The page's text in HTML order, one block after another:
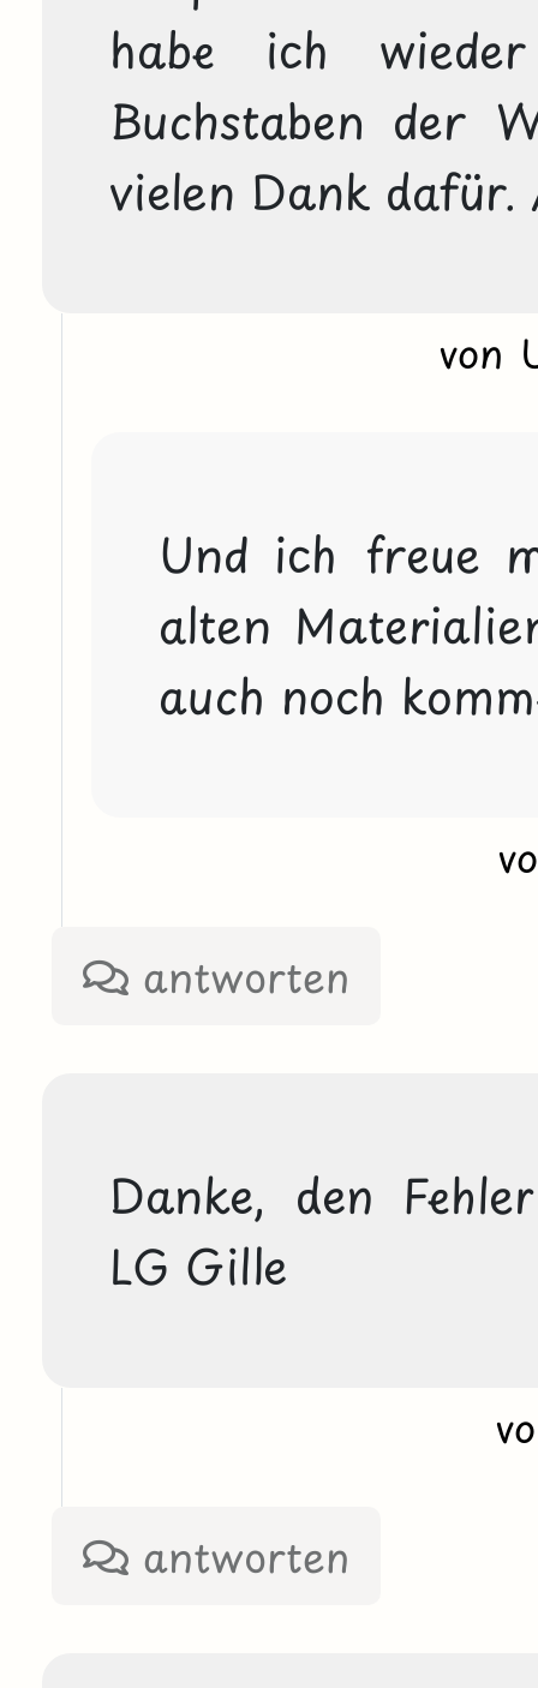
habe ich
Buchstaben der
vielen Dank dafür.
von
Und ich freue
alten
auch noch
antworten
Danke, den
LG Gille
antworten